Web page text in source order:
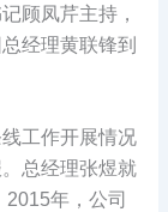
顾凤芹主持，
经理黄联锋到
工作开展情况
总经理张煜就
年，公司